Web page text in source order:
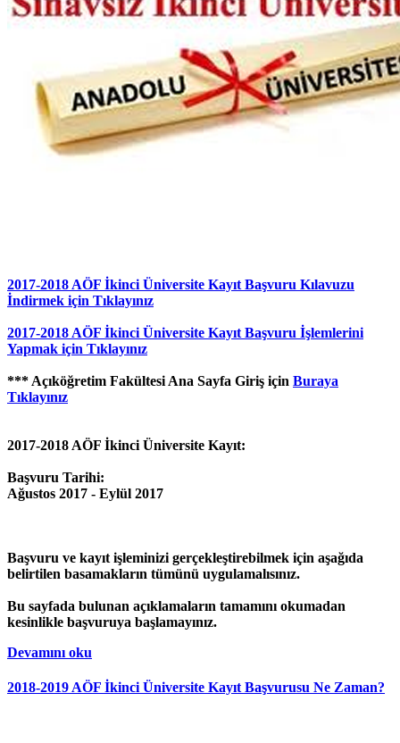
2017-2018 AÖF İkinci Üniversite Kayıt Başvuru Kılavuzu
İndirmek için Tıklayınız
2017-2018 AÖF İkinci Üniversite Kayıt Başvuru İşlemlerini
Yapmak için Tıklayınız
*** Açıköğretim Fakültesi Ana Sayfa Giriş için Buraya
Tıklayınız
2017-2018 AÖF İkinci Üniversite Kayıt:
Başvuru Tarihi:
Ağustos 2017 - Eylül 2017
Başvuru ve kayıt işleminizi gerçekleştirebilmek için aşağıda
belirtilen basamakların tümünü uygulamalısınız.
Bu sayfada bulunan açıklamaların tamamını okumadan
kesinlikle başvuruya başlamayınız.
Devamını oku
2018-2019 AÖF İkinci Üniversite Kayıt Başvurusu Ne Zaman?